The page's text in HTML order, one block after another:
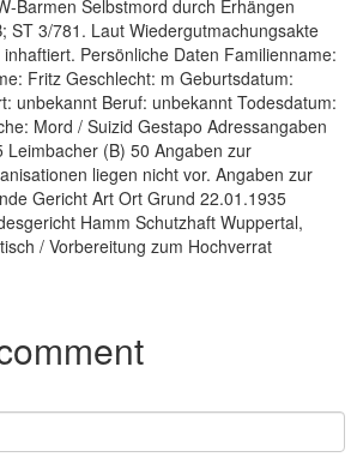
Barmen Selbstmord durch Erhängen
ST 3/781. Laut Wiedergutmachungsakte
Persönliche Daten Familienname:
Fritz Geschlecht: m Geburtsdatum:
unbekannt Beruf: unbekannt Todesdatum:
Mord / Suizid Gestapo Adressangaben
Leimbacher (B) 50 Angaben zur
liegen nicht vor. Angaben zur
Gericht Art Ort Grund 22.01.1935
Hamm Schutzhaft Wuppertal,
/ Vorbereitung zum Hochverrat